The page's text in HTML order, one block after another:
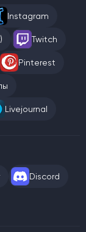
Instagram
Twitch
Pinterest
Livejournal
Discord